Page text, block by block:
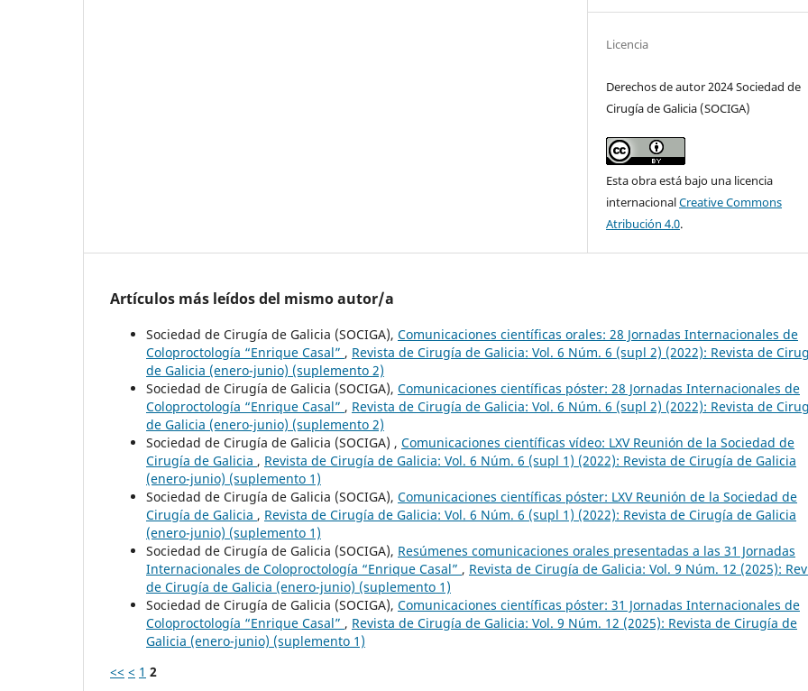
Licencia
Derechos de autor 2024 Sociedad de
Cirugía de Galicia (SOCIGA)
Esta obra está bajo una licencia
internacionalCreative Commons
Atribución 4.0.
Artículos más leídos del mismo autor/a
Sociedad de Cirugía de Galicia (SOCIGA), Comunicaciones científicas orales: 28 Jornadas Internacionales de
Coloproctología “Enrique Casal” , Revista de Cirugía de Galicia: Vol. 6 Núm. 6 (supl 2) (2022): Revista de
de Galicia (enero-junio) (suplemento 2)
Sociedad de Cirugía de Galicia (SOCIGA), Comunicaciones científicas póster: 28 Jornadas Internacionales de
Coloproctología “Enrique Casal” , Revista de Cirugía de Galicia: Vol. 6 Núm. 6 (supl 2) (2022): Revista de
de Galicia (enero-junio) (suplemento 2)
Sociedad de Cirugía de Galicia (SOCIGA) , Comunicaciones científicas vídeo: LXV Reunión de la Sociedad de
Cirugía de Galicia , Revista de Cirugía de Galicia: Vol. 6 Núm. 6 (supl 1) (2022): Revista de Cirugía de Galicia
(enero-junio) (suplemento 1)
Sociedad de Cirugía de Galicia (SOCIGA), Comunicaciones científicas póster: LXV Reunión de la Sociedad de
Cirugía de Galicia , Revista de Cirugía de Galicia: Vol. 6 Núm. 6 (supl 1) (2022): Revista de Cirugía de Galicia
(enero-junio) (suplemento 1)
Sociedad de Cirugía de Galicia (SOCIGA), Resúmenes comunicaciones orales presentadas a las 31 Jornadas
Internacionales de Coloproctología “Enrique Casal” , Revista de Cirugía de Galicia: Vol. 9 Núm. 12 (2025):
de Cirugía de Galicia (enero-junio) (suplemento 1)
Sociedad de Cirugía de Galicia (SOCIGA), Comunicaciones científicas póster: 31 Jornadas Internacionales de
Coloproctología “Enrique Casal” , Revista de Cirugía de Galicia: Vol. 9 Núm. 12 (2025): Revista de Cirugía de
Galicia (enero-junio) (suplemento 1)
<< < 1 2